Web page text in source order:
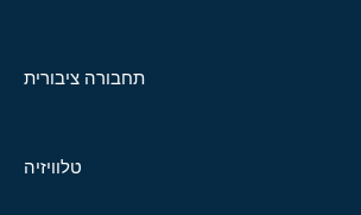
תחבורה ציבורית
טלוויזיה